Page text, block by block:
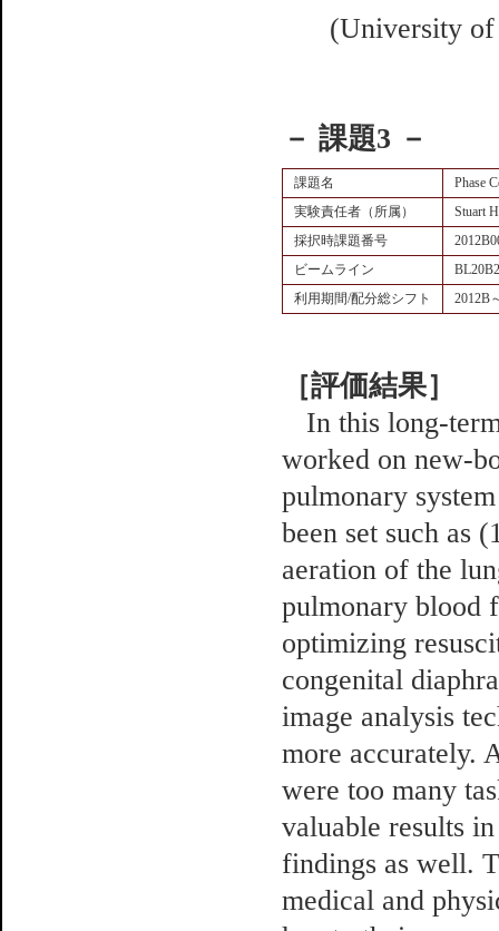
(University
－ 課題3 －
課題名
Phase
実験責任者（所属）
Stuart
採択時課題番号
ビームライン
BL20B2
利用期間/配分総シフト
2012B
［評価結果］
In this long-
worked on new-
pulmonary
been set such as
aeration of the
pulmonary blood
optimizing
congenital
image analysis
more accurately.
were too many
valuable results
findings as well.
medical and